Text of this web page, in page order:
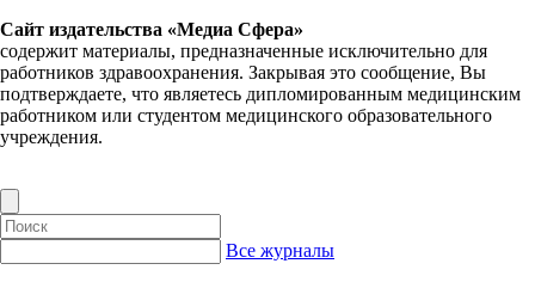
Сайт издательства «Медиа Сфера»
содержит материалы, предназначенные исключительно для
работников здравоохранения. Закрывая это сообщение, Вы
подтверждаете, что являетесь дипломированным медицинским
работником или студентом медицинского образовательного
учреждения.
Все журналы